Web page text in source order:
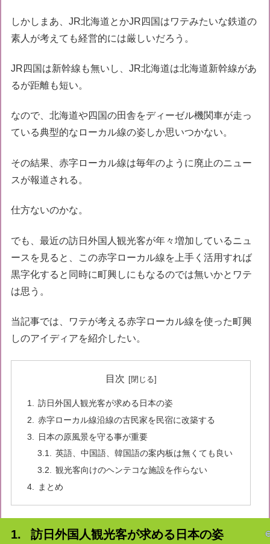
しかしまあ、JR北海道とかJR四国はワテみたいな鉄道の
素人が考えても経営的には厳しいだろう。
JR四国は新幹線も無いし、JR北海道は北海道新幹線があ
るが距離も短い。
なので、北海道や四国の田舎をディーゼル機関車が走っ
ている典型的なローカル線の姿しか思いつかない。
その結果、赤字ローカル線は毎年のように廃止のニュー
スが報道される。
仕方ないのかな。
でも、最近の訪日外国人観光客が年々増加しているニュ
ースを見ると、この赤字ローカル線を上手く活用すれば
黒字化すると同時に町興しにもなるのでは無いかとワテ
は思う。
当記事では、ワテが考える赤字ローカル線を使った町興
しのアイディアを紹介したい。
目次
訪日外国人観光客が求める日本の姿
赤字ローカル線沿線の古民家を民宿に改築する
日本の原風景を守る事が重要
英語、中国語、韓国語の案内板は無くても良い
観光客向けのヘンテコな施設を作らない
まとめ
訪日外国人観光客が求める日本の姿